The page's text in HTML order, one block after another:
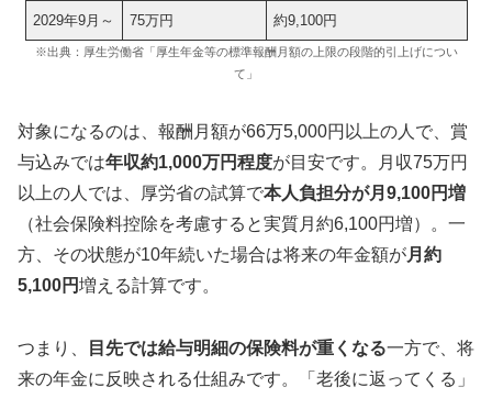
2029年9月～ 75万円 約9,100円
※出典：厚生労働省「厚生年金等の標準報酬月額の上限の段階的引上げについ
て」
対象になるのは、報酬月額が66万5,000円以上の人で、賞
与込みでは年収約1,000万円程度が目安です。月収75万円
以上の人では、厚労省の試算で本人負担分が月9,100円増
（社会保険料控除を考慮すると実質月約6,100円増）。一
方、その状態が10年続いた場合は将来の年金額が月約
5,100円増える計算です。
つまり、 目先では給与明細の保険料が重くなる一方で、将
来の年金に反映される仕組みです。「老後に返ってくる」